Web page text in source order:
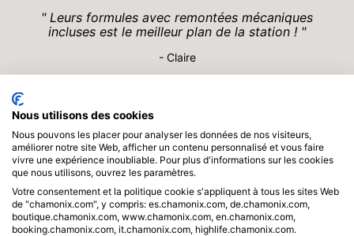
Leurs formules avec remontées mécaniques
incluses est le meilleur plan de la station !
- Claire
Description
Lieu à visiter
Soyez les premiers informés sur la destination.
Inscrivez-vous à notre Newsletter
Nous utilisons des cookies
Nous pouvons les placer pour analyser les données de nos visiteurs,
améliorer notre site Web, afficher un contenu personnalisé et vous faire
vivre une expérience inoubliable. Pour plus d'informations sur les cookies
que nous utilisons, ouvrez les paramètres.
Votre consentement et la politique cookie s'appliquent à tous les sites Web
de "chamonix.com", y compris: es.chamonix.com, de.chamonix.com,
boutique.chamonix.com, www.chamonix.com, en.chamonix.com,
booking.chamonix.com, it.chamonix.com, highlife.chamonix.com.